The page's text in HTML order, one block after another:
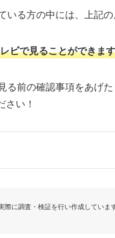
る方の中には、上記
ビで見ることができま
る前の確認事項をあげ
さい！
際に調査・検証を行い作成してい